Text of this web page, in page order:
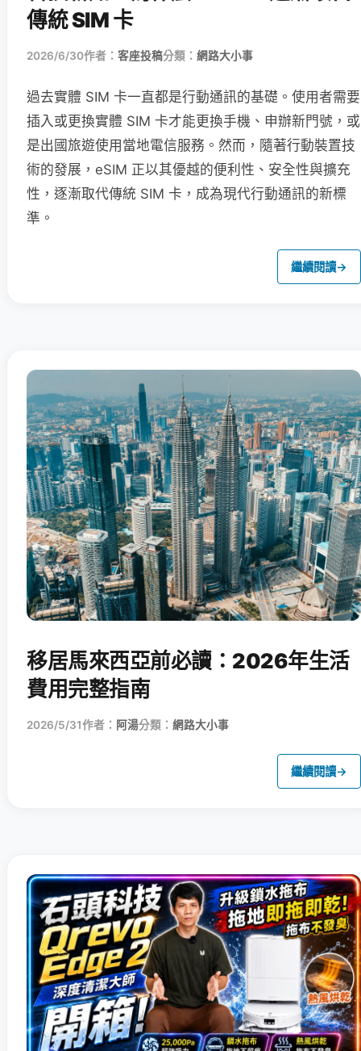
傳統 SIM 卡
2026/6/30作者： 客座投稿分類： 網路大小事
過去實體 SIM 卡一直都是行動通訊的基礎。使用者需要
插入或更換實體 SIM 卡才能更換手機、申辦新門號，或
是出國旅遊使用當地電信服務。然而，隨著行動裝置技
術的發展，eSIM 正以其優越的便利性、安全性與擴充
性，逐漸取代傳統 SIM 卡，成為現代行動通訊的新標
準。
繼續閱讀→
移居馬來西亞前必讀：2026年生活
費用完整指南
2026/5/31作者： 阿湯分類： 網路大小事
繼續閱讀→